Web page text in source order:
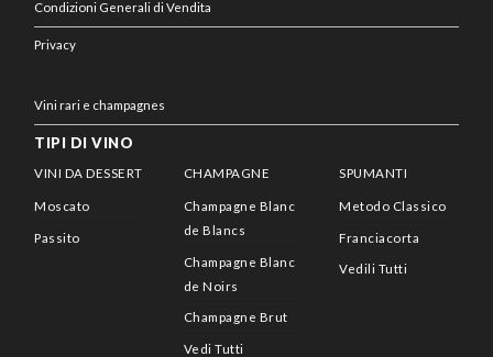
Condizioni Generali di Vendita
Privacy
Vini rari e champagnes
TIPI DI VINO
VINI DA DESSERT
Moscato
Passito
CHAMPAGNE
Champagne Blanc
de Blancs
Champagne Blanc
de Noirs
Champagne Brut
Vedi Tutti
SPUMANTI
Metodo Classico
Franciacorta
Vedili Tutti